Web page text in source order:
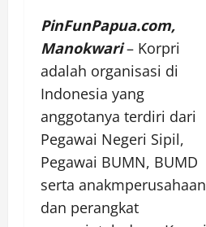
PinFunPapua.com,
Manokwari– Korpri
adalah organisasi di
Indonesia yang
anggotanya terdiri dari
Pegawai Negeri Sipil,
Pegawai BUMN, BUMD
serta anakmperusahaan
dan perangkat